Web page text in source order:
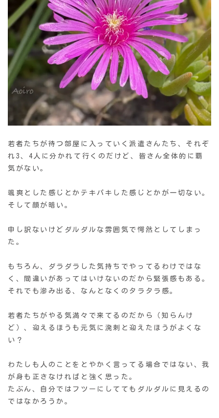
若者たちが待つ部屋に入っていく派遣さんたち、それぞ
れ3、4人に分かれて行くのだけど、皆さん全体的に覇
気がない。
颯爽とした感じとかテキパキした感じとかが一切ない。
そして顔が暗い。
申し訳ないけどダルダルな雰囲気で愕然としてしまっ
た。
もちろん、ダラダラした気持ちでやってるわけではな
く、間違いがあってはいけないのだから緊張感もある。
それでも滲み出る、なんとなくのタラタラ感。
若者たちがやる気満々で来てるのだから（知らんけ
ど）、迎えるほうも元気に溌剌と迎えたほうがよくな
い？
わたしも人のことをとやかく言ってる場合ではない、我
が身も正さなければと強く思った。
たぶん、自分ではフツーにしててもダルダルに見えるの
ではなかろうか。